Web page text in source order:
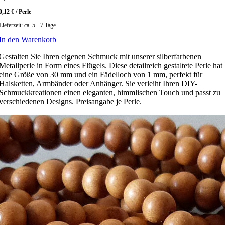
€ /Perle
ca. 5 - 7 Tage
den Warenkorb
Sie Ihren eigenen Schmuck mit unserer silberfarbenen
in Form eines Flügels. Diese detailreich gestaltete Perle hat
Größe von 30 mm und ein Fädelloch von 1 mm, perfekt für
Armbänder oder Anhänger. Sie verleiht Ihren DIY-
einen eleganten, himmlischen Touch und passt zu
Designs. Preisangabe je Perle.